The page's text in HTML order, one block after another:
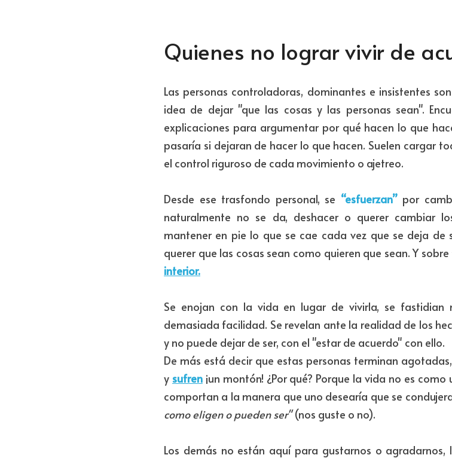
Quienes no lograr vivir de
Las personas controladoras, dominantes e insistentes
idea de dejar "que las cosas y las personas sean".
explicaciones para argumentar por qué hacen lo que
pasaría si dejaran de hacer lo que hacen. Suelen cargar
el control riguroso de cada movimiento o ajetreo.
Desde ese trasfondo personal, se “esfuerzan” por
naturalmente no se da, deshacer o querer cambiar
mantener en pie lo que se cae cada vez que se deja de
querer que las cosas sean como quieren que sean. Y
interior.
Se enojan con la vida en lugar de vivirla, se
demasiada facilidad. Se revelan ante la realidad de los
y no puede dejar de ser, con el "estar de acuerdo" con ello.
De más está decir que estas personas terminan
y sufren ¡un montón! ¿Por qué? Porque la vida no es
comportan a la manera que uno desearía que se
como eligen o pueden ser" (nos guste o no).
Los demás no están aquí para gustarnos o